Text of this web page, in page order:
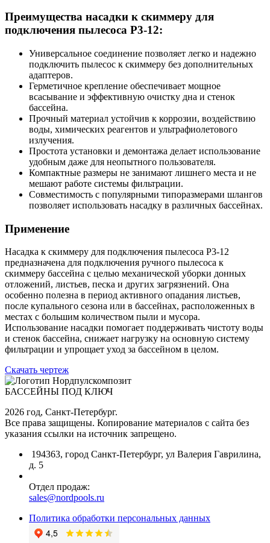
Преимущества насадки к скиммеру для
подключения пылесоса Р3-12:
Универсальное соединение позволяет легко и надежно
подключить пылесос к скиммеру без дополнительных
адаптеров.
Герметичное крепление обеспечивает мощное
всасывание и эффективную очистку дна и стенок
бассейна.
Прочный материал устойчив к коррозии, воздействию
воды, химических реагентов и ультрафиолетового
излучения.
Простота установки и демонтажа делает использование
удобным даже для неопытного пользователя.
Компактные размеры не занимают лишнего места и не
мешают работе системы фильтрации.
Совместимость с популярными типоразмерами шлангов
позволяет использовать насадку в различных бассейнах.
Применение
Насадка к скиммеру для подключения пылесоса Р3-12
предназначена для подключения ручного пылесоса к
скиммеру бассейна с целью механической уборки донных
отложений, листьев, песка и других загрязнений. Она
особенно полезна в период активного опадания листьев,
после купального сезона или в бассейнах, расположенных в
местах с большим количеством пыли и мусора.
Использование насадки помогает поддерживать чистоту воды
и стенок бассейна, снижает нагрузку на основную систему
фильтрации и упрощает уход за бассейном в целом.
Скачать чертеж
БАССЕЙНЫ ПОД КЛЮЧ
2026 год, Санкт-Петербург.
Все права защищены. Копирование материалов с сайта без
указания ссылки на источник запрещено.
194363, город Санкт-Петербург, ул Валерия Гаврилина,
д. 5
Отдел продаж:
sales@nordpools.ru
Политика обработки персональных данных